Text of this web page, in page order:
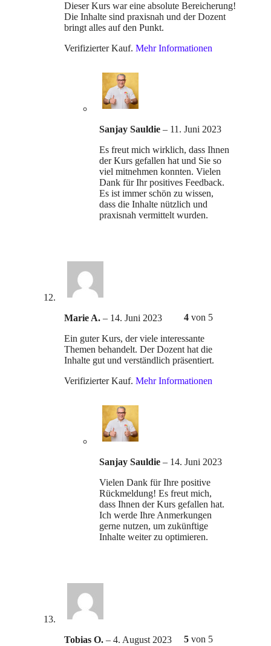
Dieser Kurs war eine absolute Bereicherung!
Die Inhalte sind praxisnah und der Dozent
bringt alles auf den Punkt.
Verifizierter Kauf. Mehr Informationen
Sanjay Sauldie – 11. Juni 2023
Es freut mich wirklich, dass Ihnen
der Kurs gefallen hat und Sie so
viel mitnehmen konnten. Vielen
Dank für Ihr positives Feedback.
Es ist immer schön zu wissen,
dass die Inhalte nützlich und
praxisnah vermittelt wurden.
4von 5
Marie A. – 14. Juni 2023
Ein guter Kurs, der viele interessante
Themen behandelt. Der Dozent hat die
Inhalte gut und verständlich präsentiert.
Verifizierter Kauf. Mehr Informationen
Sanjay Sauldie – 14. Juni 2023
Vielen Dank für Ihre positive
Rückmeldung! Es freut mich,
dass Ihnen der Kurs gefallen hat.
Ich werde Ihre Anmerkungen
gerne nutzen, um zukünftige
Inhalte weiter zu optimieren.
5von 5
Tobias O. – 4. August 2023